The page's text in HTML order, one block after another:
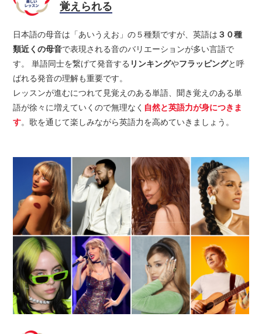
覚えられる
日本語の母音は「あいうえお」の５種類ですが、英語は ３０種
類近くの母音で表現される音のバリエーションが多い言語で
す。 単語同士を繋げて発音する リンキングやフラッピングと呼
ばれる発音の理解も重要です。
レッスンが進むにつれて見覚えのある単語、聞き覚えのある単
語が徐々に増えていくので無理なく 自然と英語力が身につきま
す。歌を通じて楽しみながら英語力を高めていきましょう。